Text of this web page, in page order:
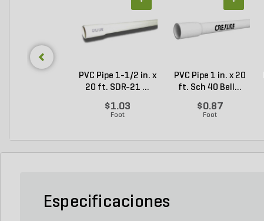
PVC Pipe 1-1/2 in. x
20 ft. SDR-21 ...
$1.03
Foot
PVC Pipe 1 in. x 20
ft. Sch 40 Bell...
$0.87
Foot
Especificaciones